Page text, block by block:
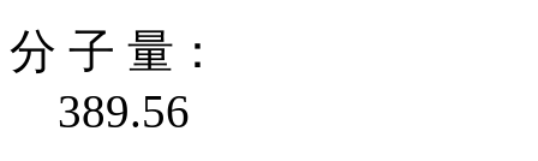
分 子 量：
389.56